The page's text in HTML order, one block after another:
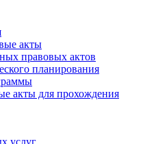
акты
правовых актов
планирования
акты для прохождения
услуг